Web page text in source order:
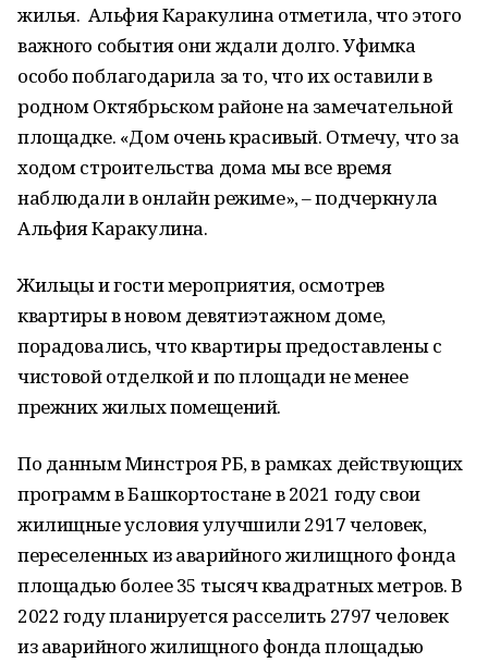
жилья. Альфия Каракулина отметила, что этого
важного события они ждали долго. Уфимка
особо поблагодарила за то, что их оставили в
родном Октябрьском районе на замечательной
площадке. «Дом очень красивый. Отмечу, что за
ходом строительства дома мы все время
наблюдали в онлайн режиме», – подчеркнула
Альфия Каракулина.
Жильцы и гости мероприятия, осмотрев
квартиры в новом девятиэтажном доме,
порадовались, что квартиры предоставлены с
чистовой отделкой и по площади не менее
прежних жилых помещений.
По данным Минстроя РБ, в рамках действующих
программ в Башкортостане в 2021 году свои
жилищные условия улучшили 2917 человек,
переселенных из аварийного жилищного фонда
площадью более 35 тысяч квадратных метров. В
2022 году планируется расселить 2797 человек
из аварийного жилищного фонда площадью